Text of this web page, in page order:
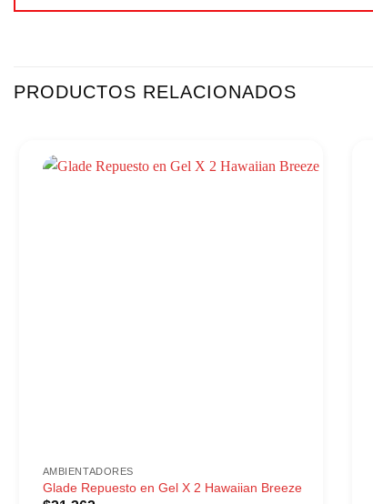
PRODUCTOS RELACIONADOS
AMBIENTADORES
Glade Repuesto en Gel X 2 Hawaiian Breeze